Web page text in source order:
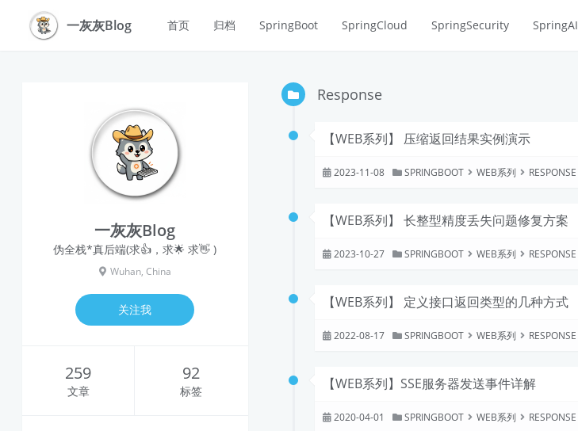
一灰灰Blog 首页 归档 SpringBoot SpringCloud SpringSecurity SpringAI
一灰灰Blog
伪全栈*真后端(求👍，求🌟 求👋 )
Wuhan, China
关注我
259
文章
92
标签
Response
【WEB系列】 压缩返回结果实例演示
2023-11-08 SPRINGBOOT WEB系列 RESPONSE
【WEB系列】 长整型精度丢失问题修复方案
2023-10-27 SPRINGBOOT WEB系列 RESPONSE
【WEB系列】 定义接口返回类型的几种方式
2022-08-17 SPRINGBOOT WEB系列 RESPONSE
【WEB系列】SSE服务器发送事件详解
2020-04-01 SPRINGBOOT WEB系列 RESPONSE